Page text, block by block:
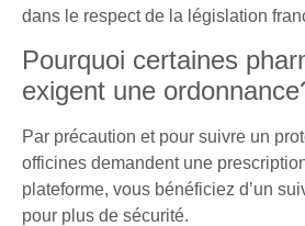
dans le respect de la législation
Pourquoi certaines
exigent une
Par précaution et pour suivre un
officines demandent une
plateforme, vous bénéficiez d’un
pour plus de sécurité.